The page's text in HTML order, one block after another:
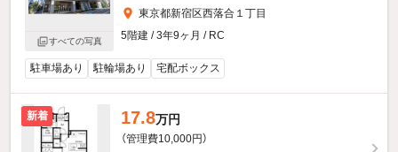
すべての写真
東京都新宿区西落合１丁目
5階建 / 3年9ヶ月 / RC
駐車場あり 駐輪場あり 宅配ボックス
新着 17.8万円
（管理費10,000円）